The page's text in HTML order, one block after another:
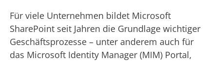
Für viele Unternehmen bildet Microsoft
SharePoint seit Jahren die Grundlage wichtiger
Geschäftsprozesse – unter anderem auch für
das Microsoft Identity Manager (MIM) Portal,